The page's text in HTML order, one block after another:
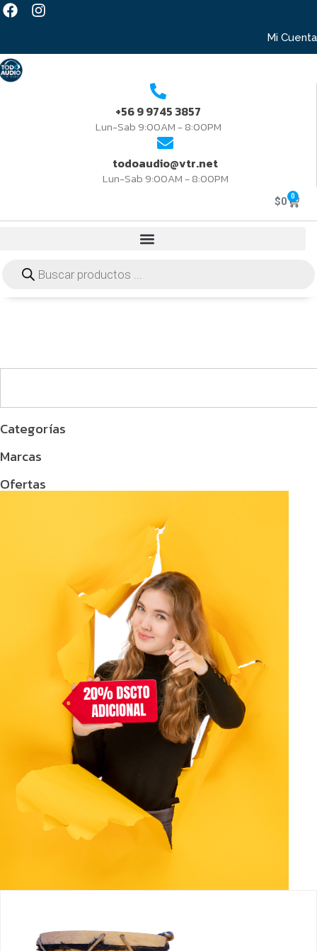
Mi Cuenta
+56 9 9745 3857
Lun-Sab 9:00AM - 8:00PM
todoaudio@vtr.net
Lun-Sab 9:00AM - 8:00PM
$0 0
Categorías
Marcas
Ofertas